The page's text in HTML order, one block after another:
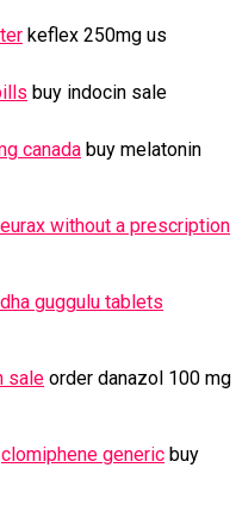
keflex 250mg us
buy indocin sale
canada buy melatonin
without a prescription
guggulu tablets
sale order danazol 100 mg
clomiphene generic buy